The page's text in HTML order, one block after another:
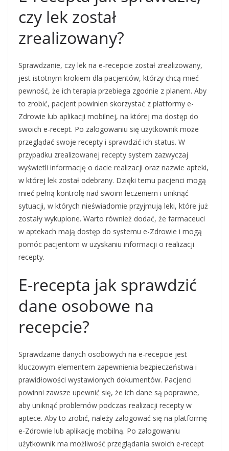
czy lek został
zrealizowany?
Sprawdzanie, czy lek na e-recepcie został zrealizowany,
jest istotnym krokiem dla pacjentów, którzy chcą mieć
pewność, że ich terapia przebiega zgodnie z planem. Aby
to zrobić, pacjent powinien skorzystać z platformy e-
Zdrowie lub aplikacji mobilnej, na której ma dostęp do
swoich e-recept. Po zalogowaniu się użytkownik może
przeglądać swoje recepty i sprawdzić ich status. W
przypadku zrealizowanej recepty system zazwyczaj
wyświetli informację o dacie realizacji oraz nazwie apteki,
w której lek został odebrany. Dzięki temu pacjenci mogą
mieć pełną kontrolę nad swoim leczeniem i uniknąć
sytuacji, w których nieświadomie przyjmują leki, które już
zostały wykupione. Warto również dodać, że farmaceuci
w aptekach mają dostęp do systemu e-Zdrowie i mogą
pomóc pacjentom w uzyskaniu informacji o realizacji
recepty.
E-recepta jak sprawdzić
dane osobowe na
recepcie?
Sprawdzanie danych osobowych na e-recepcie jest
kluczowym elementem zapewnienia bezpieczeństwa i
prawidłowości wystawionych dokumentów. Pacjenci
powinni zawsze upewnić się, że ich dane są poprawne,
aby uniknąć problemów podczas realizacji recepty w
aptece. Aby to zrobić, należy zalogować się na platformę
e-Zdrowie lub aplikację mobilną. Po zalogowaniu
użytkownik ma możliwość przeglądania swoich e-recept